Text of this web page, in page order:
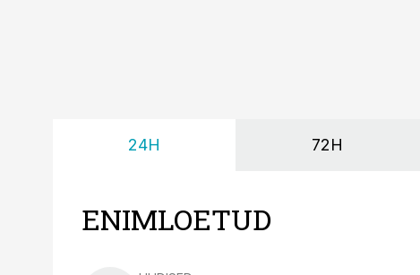
24H 72H
ENIMLOETUD